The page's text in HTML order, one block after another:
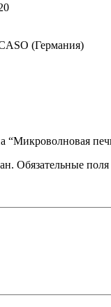
(Германия)
“Микроволновая
Обязательные